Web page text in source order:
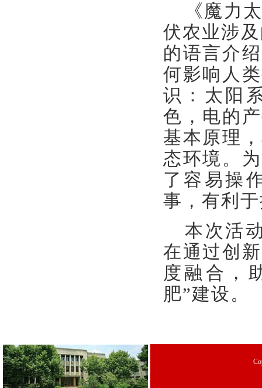
《魔力
伏农业涉
的语言介
何影响人
识：太阳
色，电的
基本原理
态环境。
了容易操
事，有利
本次活
在通过创
度融合，
肥”建设。